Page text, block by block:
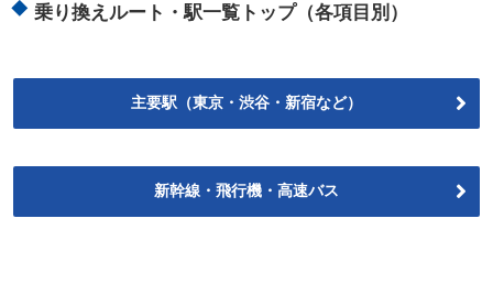
乗り換えルート・駅一覧トップ（各項目別）
主要駅（東京・渋谷・新宿など）
新幹線・飛行機・高速バス